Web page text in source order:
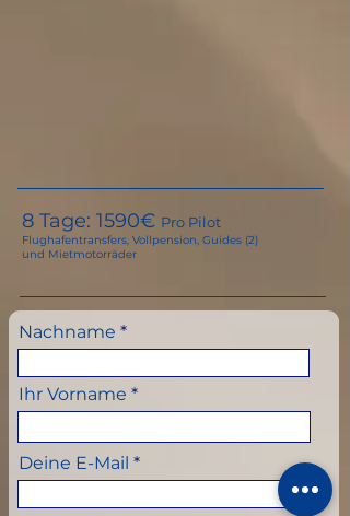
8 Tage: 1590€ Pro Pilot
Flughafentransfers, Vollpension, Guides (2)
und Mietmotorräder
Nachname
Ihr Vorname
Deine E-Mail